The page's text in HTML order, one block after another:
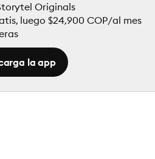
Originals
luego $24,900 COP/al mes
la app